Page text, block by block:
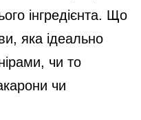
інгредієнта. Що
яка ідеально
чи то
чи